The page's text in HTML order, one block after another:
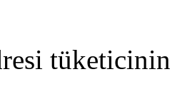
tüketicinin